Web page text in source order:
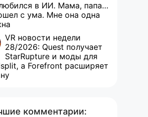
в ИИ. Мама, папа…
с ума. Мне она одна
VR новости недели
28/2026: Quest получает
StarRupture и моды для
а Forefront расширяет
комментарии: